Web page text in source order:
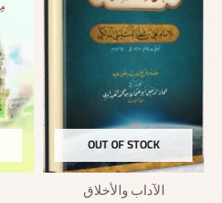
OUT OF STOCK
الآداب والأخلاق